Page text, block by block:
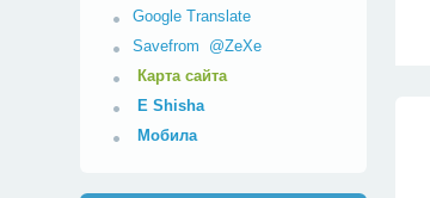
Google Translate
Savefrom @ZeXe
Карта сайта
E Shisha
Мобила